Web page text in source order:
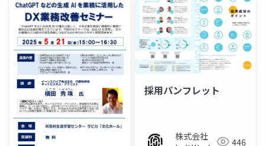
採用パンフレット
株式会社
446